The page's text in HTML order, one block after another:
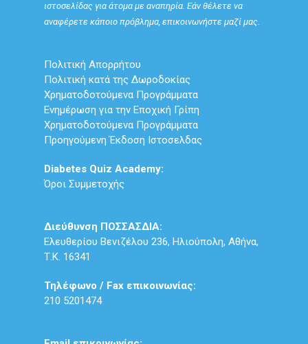
ιστοσελίδας για άτομα με αναπηρία. Εάν θέλετε να
αναφέρετε κάποιο πρόβλημα, επικοινωνήστε μαζί μας.
Πολιτική Απορρήτου
Πολιτική κατά της Δωροδοκίας
Χρηματοδοτούμενα Προγράμματα
Ενημέρωση για την Εποχική Γρίπη
Χρηματοδοτούμενα Προγράμματα
Προηγούμενη Έκδοση Ιστοσελδας
Diabetes Quiz Academy:
Όροι Συμμετοχής
Διεύθυνση ΠΟΣΣΑΣΔΙΑ:
Ελευθερίου Βενιζέλου 236, Ηλιούπολη, Αθήνα,
Τ.Κ. 16341
Τηλέφωνο / Fax επικοινωνίας:
210 5201474